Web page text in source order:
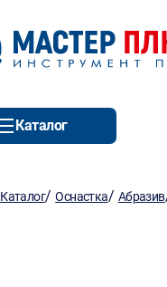
Каталог
Каталог/Оснастка/ Абразив